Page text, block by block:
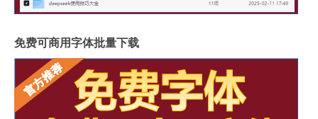
免费可商用字体批量下载